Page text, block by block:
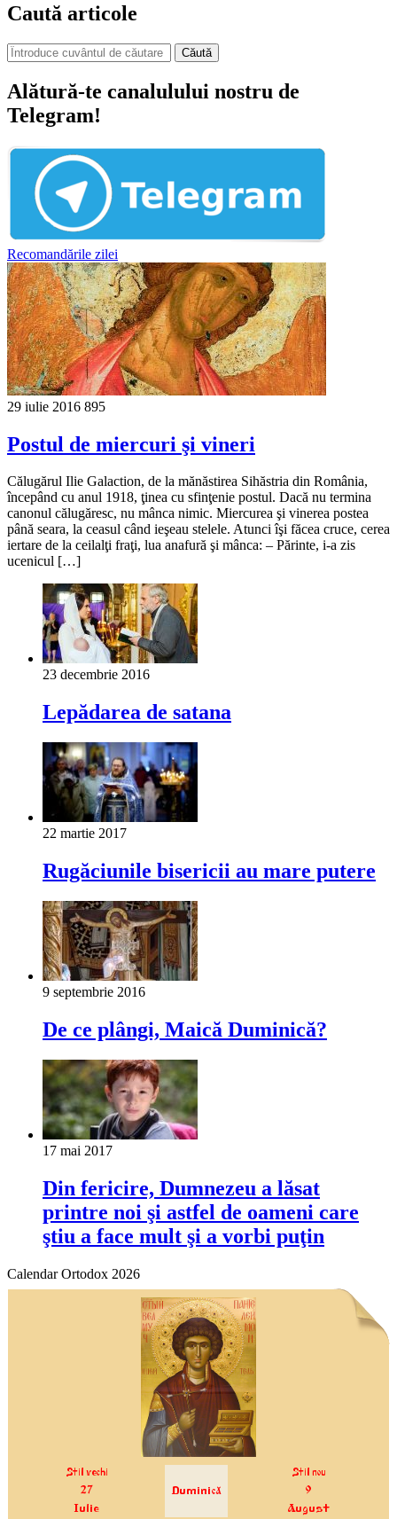
Caută articole
Căută
Alătură-te canalulului nostru de
Telegram!
Recomandările zilei
29 iulie 2016 895
Postul de miercuri şi vineri
Călugărul Ilie Galaction, de la mănăstirea Sihăstria din România,
începând cu anul 1918, ţinea cu sfinţenie postul. Dacă nu termina
canonul călugăresc, nu mânca nimic. Miercurea şi vinerea postea
până seara, la ceasul când ieşeau stelele. Atunci îşi făcea cruce, cerea
iertare de la ceilalţi fraţi, lua anafură şi mânca: – Părinte, i-a zis
ucenicul […]
23 decembrie 2016
Lepădarea de satana
22 martie 2017
Rugăciunile bisericii au mare putere
9 septembrie 2016
De ce plângi, Maică Duminică?
17 mai 2017
Din fericire, Dumnezeu a lăsat
printre noi şi astfel de oameni care
ştiu a face mult şi a vorbi puţin
Calendar Ortodox 2026